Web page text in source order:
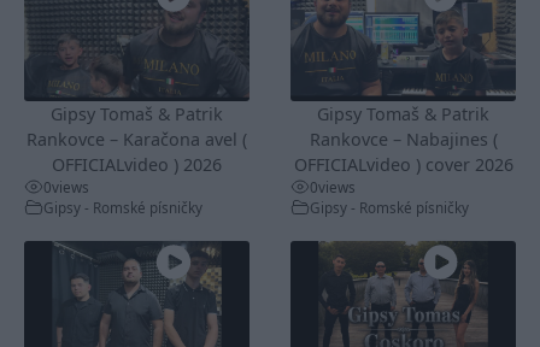
Gipsy Tomaš & Patrik
Rankovce – Karačona avel (
OFFICIALvideo ) 2026
0views
Gipsy - Romské písničky
Gipsy Tomaš & Patrik
Rankovce – Nabajines (
OFFICIALvideo ) cover 2026
0views
Gipsy - Romské písničky